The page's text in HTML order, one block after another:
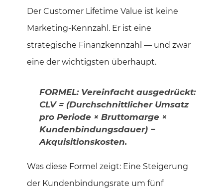
Der Customer Lifetime Value ist keine
Marketing-Kennzahl. Er ist eine
strategische Finanzkennzahl — und zwar
eine der wichtigsten überhaupt.
FORMEL: Vereinfacht ausgedrückt:
CLV = (Durchschnittlicher Umsatz
pro Periode × Bruttomarge ×
Kundenbindungsdauer) −
Akquisitionskosten.
Was diese Formel zeigt: Eine Steigerung
der Kundenbindungsrate um fünf